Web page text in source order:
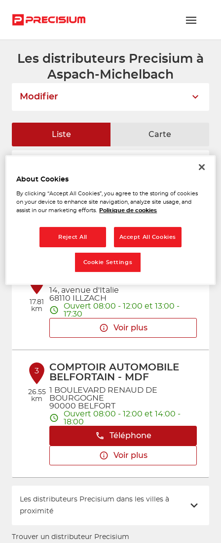
RÉSEAU PRECISIUM
PIÈCES VL ET PL
NOUS REJOINDRE
ESPACE ADHÉRENT
Les distributeurs Precisium à
Aspach-Michelbach
Modifier
Liste Carte
1.91 km
780 Rue Auguste Scheurer-Kestner
Ouvert 09:00 - 12:00 et 14:00 -
18:00
Voir plus
17.81
km
14, avenue d'Italie
68110 ILLZACH
Ouvert 08:00 - 12:00 et 13:00 -
17:30
Voir plus
3
26.55
km
COMPTOIR AUTOMOBILE
BELFORTAIN - MDF
1 BOULEVARD RENAUD DE
BOURGOGNE
90000 BELFORT
Ouvert 08:00 - 12:00 et 14:00 -
18:00
Téléphone
Voir plus
Les distributeurs Precisium dans les villes à
proximité
Trouver un distributeur Precisium
About Cookies
By clicking “Accept All Cookies”, you agree to the storing of cookies
on your device to enhance site navigation, analyze site usage, and
assist in our marketing efforts.
Politique de cookies
Reject All Accept All Cookies
Cookie Settings